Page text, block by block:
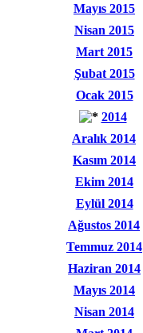
Mayıs 2015
Nisan 2015
Mart 2015
Şubat 2015
Ocak 2015
2014
Aralık 2014
Kasım 2014
Ekim 2014
Eylül 2014
Ağustos 2014
Temmuz 2014
Haziran 2014
Mayıs 2014
Nisan 2014